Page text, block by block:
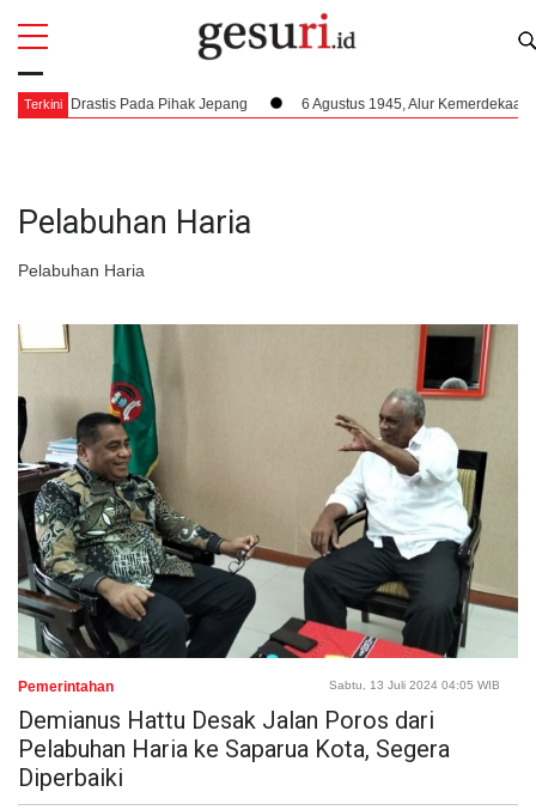
Terkini
Drastis Pada Pihak Jepang 6 Agustus 1945, Alur Kemerdekaan
Pelabuhan Haria
Pelabuhan Haria
All
Pemerintahan Sabtu, 13 Juli 2024 04:05 WIB
Demianus Hattu Desak Jalan Poros dari
Pelabuhan Haria ke Saparua Kota, Segera
Diperbaiki